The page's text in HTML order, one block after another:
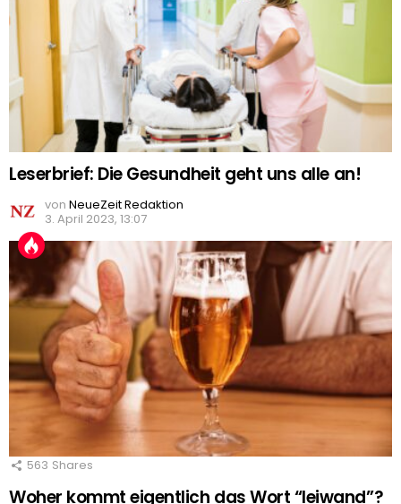
Leserbrief: Die Gesundheit geht uns alle an!
von NeueZeit Redaktion
3. April 2023, 13:07
563 Shares
Woher kommt eigentlich das Wort “leiwand”?